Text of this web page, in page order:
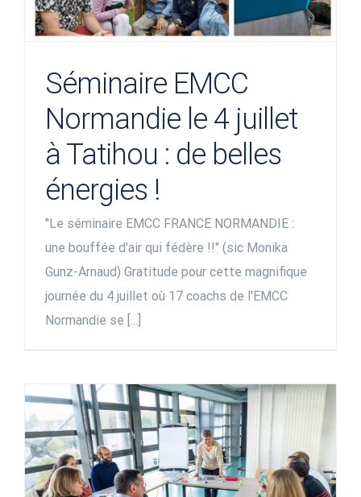
Séminaire EMCC
Normandie le 4 juillet
à Tatihou : de belles
énergies !
"Le séminaire EMCC FRANCE NORMANDIE :
une bouffée d'air qui fédère !!" (sic Monika
Gunz-Arnaud) Gratitude pour cette magnifique
journée du 4 juillet où 17 coachs de l'EMCC
Normandie se [...]